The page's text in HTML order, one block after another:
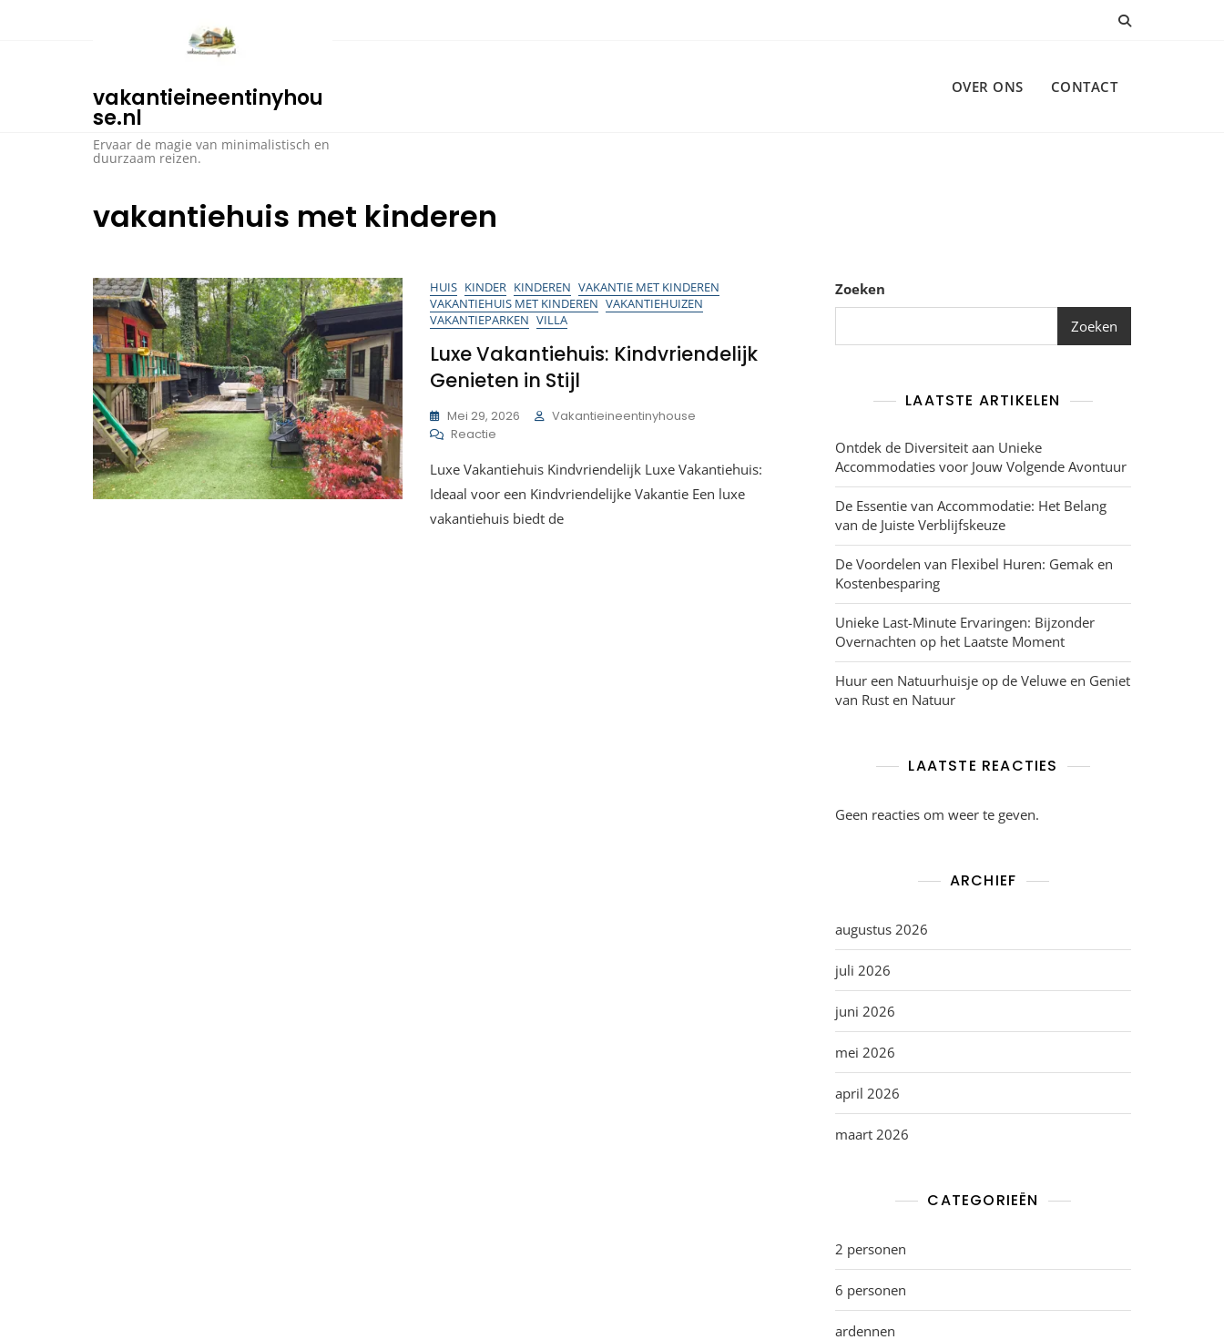
vakantieineentinyhou
se.nl
Ervaar de magie van minimalistisch en
duurzaam reizen.
OVER ONS CONTACT
vakantiehuis met kinderen
HUIS KINDER KINDEREN VAKANTIE MET KINDEREN
VAKANTIEHUIS MET KINDEREN VAKANTIEHUIZEN
VAKANTIEPARKEN VILLA
Luxe Vakantiehuis: Kindvriendelijk
Genieten in Stijl
Mei 29, 2026
Vakantieineentinyhouse
Reactie
Vakantiehuis:
Kindvriendelijk
In
Luxe Vakantiehuis Kindvriendelijk Luxe Vakantiehuis:
Ideaal voor een Kindvriendelijke Vakantie Een luxe
vakantiehuis biedt de
Zoeken
Zoeken
LAATSTE ARTIKELEN
Ontdek de Diversiteit aan Unieke
Accommodaties voor Jouw Volgende Avontuur
De Essentie van Accommodatie: Het Belang
van de Juiste Verblijfskeuze
De Voordelen van Flexibel Huren: Gemak en
Kostenbesparing
Unieke Last-Minute Ervaringen: Bijzonder
Overnachten op het Laatste Moment
Huur een Natuurhuisje op de Veluwe en Geniet
van Rust en Natuur
LAATSTE REACTIES
Geen reacties om weer te geven.
ARCHIEF
augustus 2026
juli 2026
juni 2026
mei 2026
april 2026
maart 2026
CATEGORIEËN
2 personen
6 personen
ardennen